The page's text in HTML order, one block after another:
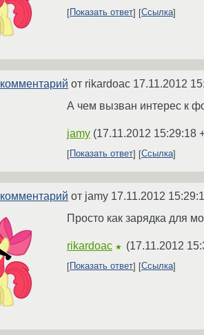
Показать ответ
Ссылка
комментарий от rikardoac 17.11.2012
А чем вызван интерес к
jamy (17.11.2012 15:29:18
Показать ответ Ссылка
комментарий от jamy 17.11.2012
Просто как зарядка для
rikardoac ★ (17.11.2012
Показать ответ
Ссылка